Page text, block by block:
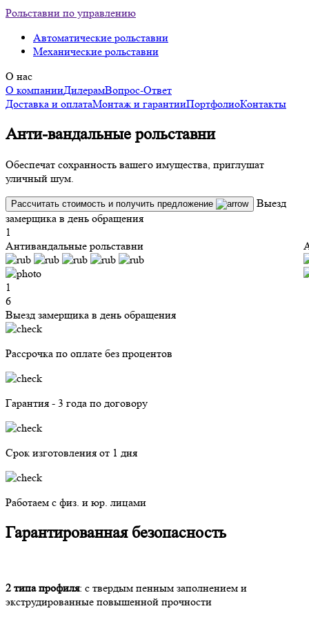
Рольставни по управлению
Автоматические рольставни
Механические рольставни
О нас
О компанииДилерамВопрос-Ответ
Доставка и оплатаМонтаж и гарантииПортфолиоКонтакты
Анти-вандальные рольставни
Обеспечат сохранность вашего имущества, приглушат
уличный шум.
Рассчитать стоимость и получить предложение
Выезд
замерщика в день обращения
1
Антивандальные рольставни
1
6
Выезд замерщика в день обращения
Рассрочка по оплате без процентов
Гарантия - 3 года по договору
Срок изготовления от 1 дня
Работаем с физ. и юр. лицами
Гарантированная безопасность
2 типа профиля: с твердым пенным заполнением и
экструдированные повышенной прочности